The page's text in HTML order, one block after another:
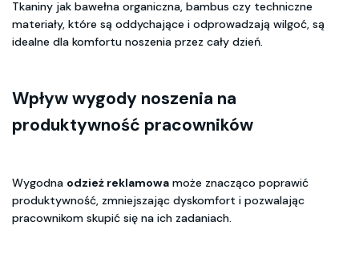
Tkaniny jak bawełna organiczna, bambus czy techniczne
materiały, które są oddychające i odprowadzają wilgoć, są
idealne dla komfortu noszenia przez cały dzień.
Wpływ wygody noszenia na
produktywność pracowników
Wygodna odzież reklamowa może znacząco poprawić
produktywność, zmniejszając dyskomfort i pozwalając
pracownikom skupić się na ich zadaniach.